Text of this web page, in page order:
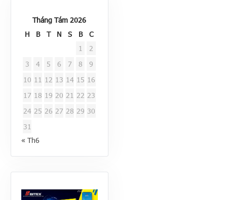
Tháng Tám 2026
H
B T N S B
C
1
2
3
4 5 6 7 8
9
10 11 12 13 14 15 16
17 18 19 20 21 22 23
24 25 26 27 28 29 30
31
« Th6